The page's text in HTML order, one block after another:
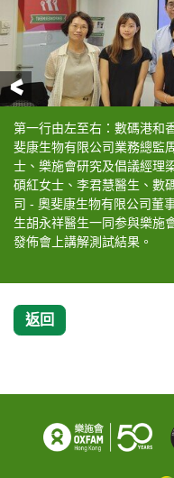
前一頁
第一行由左至右：數碼港和
斐康生物有限公司業務總監
士、樂施會研究及倡議經理
碩紅女士、李君慧醫生、數
司 - 奧斐康生物有限公司董
生胡永祥醫生一同参與樂施
發佈會上講解測試結果。
樂施會港澳台項目總監黃碩
項目團隊教導工友如何使用
項目團隊協助工友填寫健康
數碼港和香港城市大學HK
董事羅維堅 及樂施會港澳
裝置及智能暑熱手錶。
返回